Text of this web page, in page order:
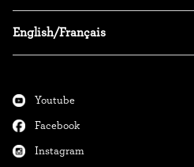
English/Français
Youtube
Facebook
Instagram